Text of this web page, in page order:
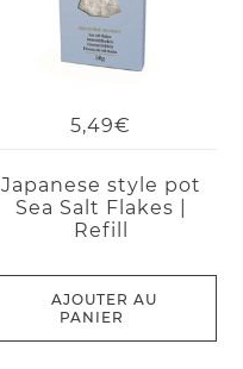
5,49€
Japanese style pot
Sea Salt Flakes |
Refill
AJOUTER AU
PANIER